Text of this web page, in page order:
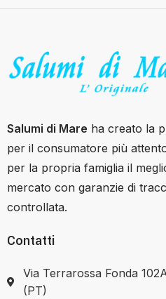
Salumi di Mare ha creato la
per il consumatore più
per la propria famiglia il
mercato con garanzie di
controllata.
Contatti
Via Terrarossa Fonda
(PT)